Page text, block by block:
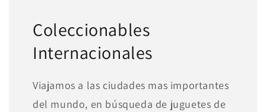
Coleccionables
Internacionales
Viajamos a las ciudades mas importantes
del mundo, en búsqueda de juguetes de